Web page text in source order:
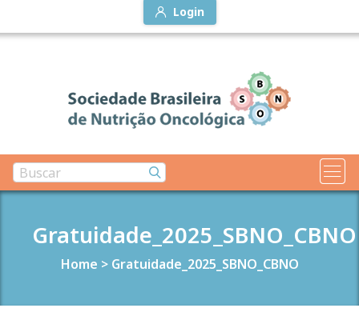
Login
Gratuidade_2025_SBNO_CBNO
Home > Gratuidade_2025_SBNO_CBNO